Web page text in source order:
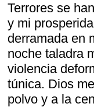
Terrores se
y mi
derramada en
noche taladra
violencia
túnica. Dios
polvo y a la